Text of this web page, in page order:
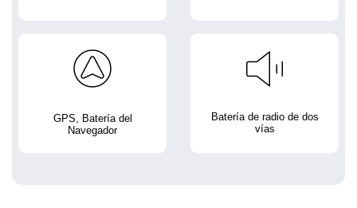
GPS, Batería del
Navegador
Batería de radio de dos
vías